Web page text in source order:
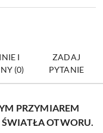
I
(0)
ZADAJ
PYTANIE
PRZYMIAREM
OTWORU.